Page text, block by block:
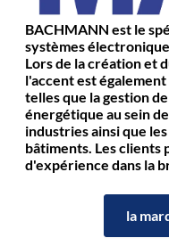
BACHMANN est le
systèmes
Lors de la création et
l'accent est
telles que la gestion
énergétique au sein
industries ainsi que
bâtiments. Les clients
d'expérience dans la
la